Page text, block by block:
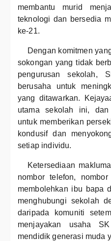
membantu murid
teknologi dan bersedia
ke-21.
Dengan komitmen
sokongan yang tidak
pengurusan sekolah,
berusaha untuk
yang ditawarkan.
utama sekolah ini,
untuk memberikan
kondusif dan
setiap individu.
Ketersediaan
nombor telefon,
membolehkan ibu bapa
menghubungi sekolah
daripada komuniti
menjayakan usaha
mendidik generasi muda